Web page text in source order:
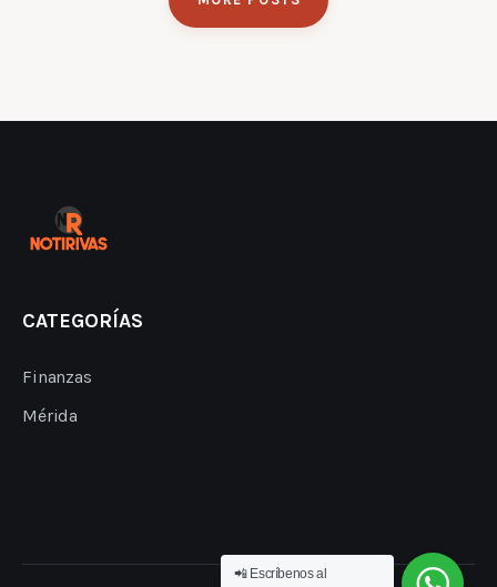
CATEGORÍAS
Finanzas
Mérida
📲 Escríbenos al